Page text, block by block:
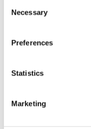
Selection
Necessary
Preferences
Statistics
Marketing
Annons